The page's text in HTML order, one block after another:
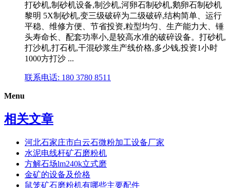
打砂机,制砂机设备,制沙机,河卵石制砂机,鹅卵石制砂机
黎明 5X制砂机,变三级破碎为二级破碎,结构简单、运行
平稳、维修方便、节省投资,粒型均匀、生产能力大、锤
头寿命长、配套功率小,是较高水准的破碎设备。打砂机,
打沙机,打石机,干混砂浆生产线价格,多少钱,投资1小时
1000方打沙 ...
联系电话: 180 3780 8511
Menu
相关文章
河北石家庄市白云石微粉加工设备厂家
水泥电线杆矿石磨粉机
方解石场lm240k立式磨
金矿的设备及价格
鼠笼矿石磨粉机有哪些主要配件